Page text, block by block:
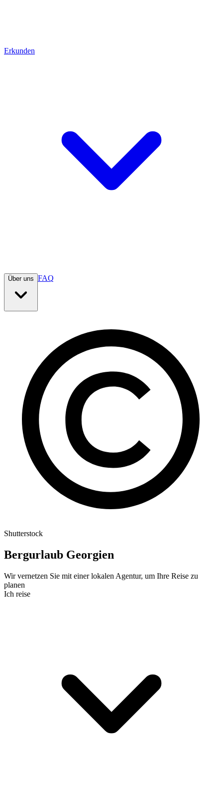
Erkunden
Über uns FAQ
Shutterstock
Bergurlaub Georgien
Wir vernetzen Sie mit einer lokalen Agentur, um Ihre Reise zu
planen
Ich reise